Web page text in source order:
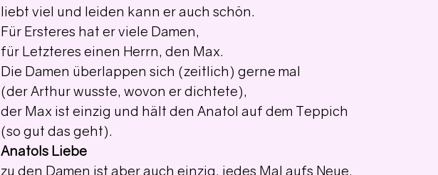
liebt viel und leiden kann er auch schön.
Für Ersteres hat er viele Damen,
für Letzteres einen Herrn, den Max.
Die Damen überlappen sich (zeitlich) gerne mal
(der Arthur wusste, wovon er dichtete),
der Max ist einzig und hält den Anatol auf dem Teppich
(so gut das geht).
Anatols Liebe
zu den Damen ist aber auch einzig, jedes Mal aufs Neue.